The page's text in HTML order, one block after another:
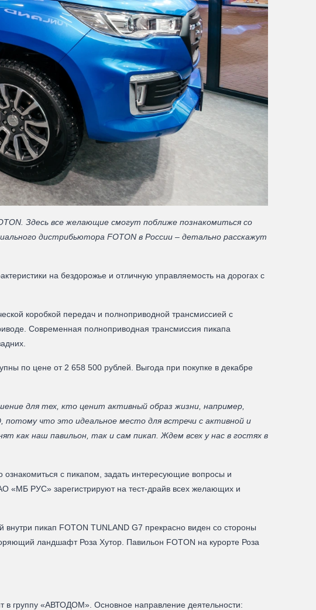
Здесь все желающие смогут поближе познакомиться со
дистрибьютора FOTON в России – детально расскажут
на бездорожье и отличную управляемость на дорогах с
коробкой передач и полноприводной трансмиссией с
Современная полноприводная трансмиссия пикапа
по цене от 2 658 500 рублей. Выгода при покупке в декабре
для тех, кто ценит активный образ жизни, например,
потому что это идеальное место для встречи с активной и
как наш павильон, так и сам пикап. Ждем всех у нас в гостях в
с пикапом, задать интересующие вопросы и
«МБ РУС» зарегистрируют на тест-драйв всех желающих и
пикап FOTON TUNLAND G7 прекрасно виден со стороны
ландшафт Роза Хутор. Павильон FOTON на курорте Роза
группу «АВТОДОМ». Основное направление деятельности: